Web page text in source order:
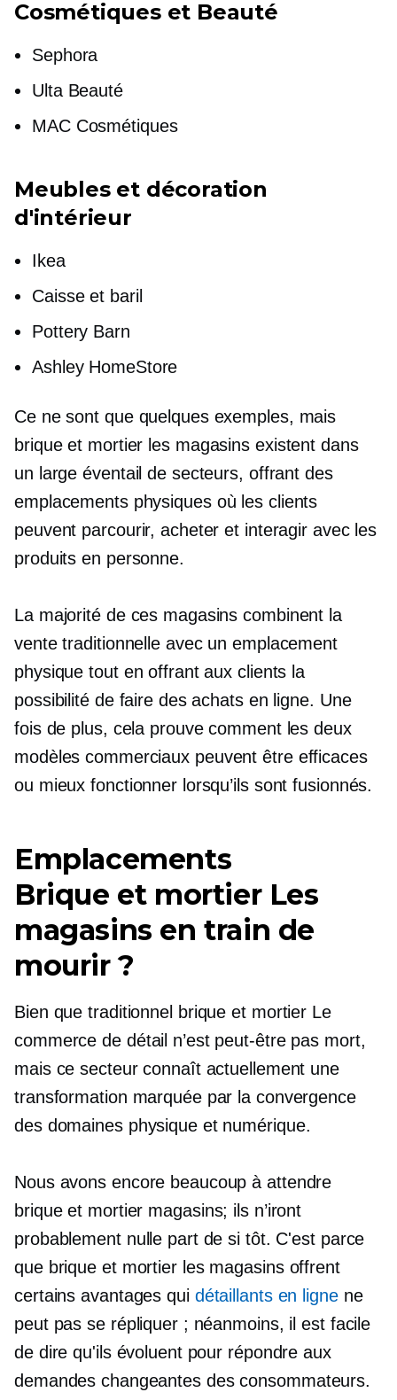
Cosmétiques et Beauté
Sephora
Ulta Beauté
MAC Cosmétiques
Meubles et décoration
d'intérieur
Ikea
Caisse et baril
Pottery Barn
Ashley HomeStore
Ce ne sont que quelques exemples, mais
brique et mortier les magasins existent dans
un large éventail de secteurs, offrant des
emplacements physiques où les clients
peuvent parcourir, acheter et interagir avec les
produits en personne.
La majorité de ces magasins combinent la
vente traditionnelle avec un emplacement
physique tout en offrant aux clients la
possibilité de faire des achats en ligne. Une
fois de plus, cela prouve comment les deux
modèles commerciaux peuvent être efficaces
ou mieux fonctionner lorsqu’ils sont fusionnés.
Emplacements
Brique et mortierLes
magasins en train de
mourir ?
Bien que traditionnel brique et mortier Le
commerce de détail n’est peut-être pas mort,
mais ce secteur connaît actuellement une
transformation marquée par la convergence
des domaines physique et numérique.
Nous avons encore beaucoup à attendre
brique et mortier magasins; ils n’iront
probablement nulle part de si tôt. C'est parce
que brique et mortierles magasins offrent
certains avantages qui détaillants en lignene
peut pas se répliquer ; néanmoins, il est facile
de dire qu'ils évoluent pour répondre aux
demandes changeantes des consommateurs.